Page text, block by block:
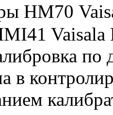
НМ70
в